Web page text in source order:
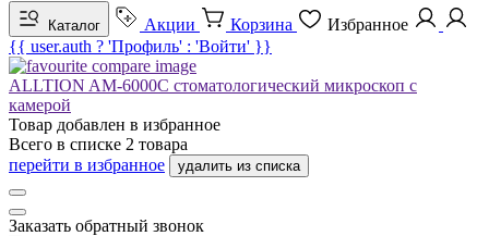
Каталог Акции Корзина
Избранное
{{ user.auth ? 'Профиль' : 'Войти' }}
ALLTION AM-6000C стоматологический микроскоп с
камерой
Товар добавлен в избранное
Всего в списке 2 товара
перейти в избранное
удалить из списка
Заказать обратный звонок